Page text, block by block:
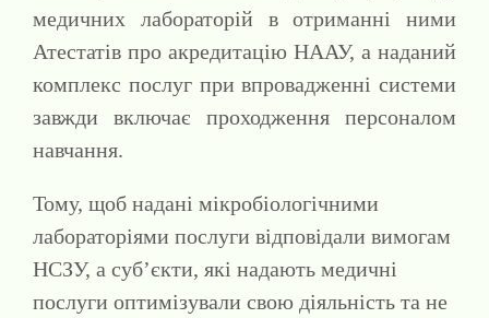
медичних лабораторій в отриманні ними
Атестатів про акредитацію НААУ, а наданий
комплекс послуг при впровадженні системи
завжди включає проходження персоналом
навчання.
Тому, щоб надані мікробіологічними
лабораторіями послуги відповідали вимогам
НСЗУ, а суб’єкти, які надають медичні
послуги оптимізували свою діяльність та не